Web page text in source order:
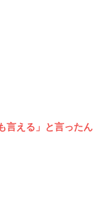
言える」と言ったん